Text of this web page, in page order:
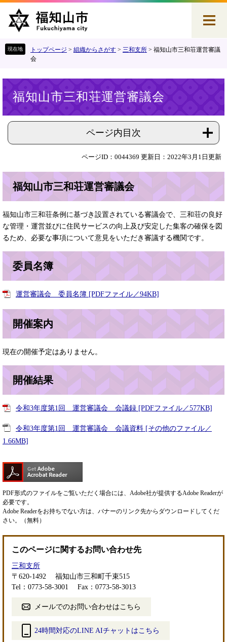
す
し
トップページ > 組織からさがす > 三和支所 > 福知山市三和荘運営審議
会
福知山市三和荘運営審議会
ページ内目次
ページID：0044369 更新日：2022年3月1日更新
福知山市三和荘運営審議会
福知山市三和荘条例に基づき設置されている審議会で、三和荘の良好
な管理・運営並びに住民サービスの向上及び安定した集客の確保を図
るため、必要な事項について意見をいただき審議する機関です。
委員名簿
運営審議会 委員名簿 [PDFファイル／94KB]
開催案内
現在の開催予定はありません。
開催結果
令和3年度第1回 運営審議会 会議録 [PDFファイル／577KB]
令和3年度第1回 運営審議会 会議資料 [その他のファイル／
1.66MB]
PDF形式のファイルをご覧いただく場合には、Adobe社が提供するAdobe Readerが
必要です。
Adobe Readerをお持ちでない方は、バナーのリンク先からダウンロードしてくだ
さい。（無料）
このページに関するお問い合わせ先
三和支所
〒620-1492
福知山市三和町千束515
Tel：0773-58-3001
Fax：0773-58-3013
メールでのお問い合わせはこちら
24時間対応のLINE AIチャットはこちら